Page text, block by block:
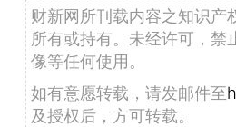
财新网所刊载内容之知识产
所有或持有。未经许可，禁
像等任何使用。
如有意愿转载，请发邮件至
及授权后，方可转载。